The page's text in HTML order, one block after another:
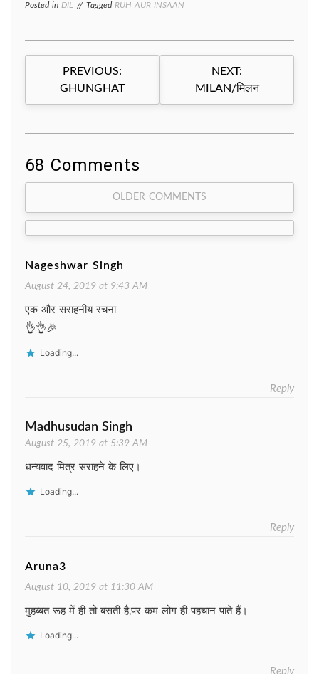
Posted in DIL Tagged RUH AUR INSAAN
Post
navigation
PREVIOUS:
GHUNGHAT
NEXT:
MILAN/मिलन
68 Comments
Comment
navigation
OLDER COMMENTS
Nageshwar Singh
August 24, 2019 at 9:43 AM
एक और सराहनीय रचना
👌👌🎉
Loading...
Reply
Madhusudan Singh
August 25, 2019 at 5:39 AM
धन्यवाद मित्र सराहने के लिए।
Loading...
Reply
Aruna3
August 10, 2019 at 11:30 AM
मुहब्बत रूह में ही तो बसती है,पर कम लोग ही पहचान पाते हैं।
Loading...
Reply